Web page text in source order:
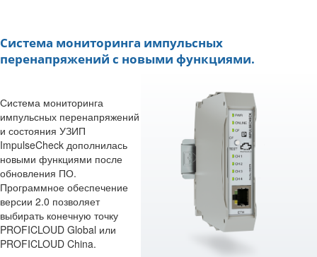
Система мониторинга импульсных
перенапряжений с новыми функциями.
Система мониторинга
импульсных перенапряжений
и состояния УЗИП
ImpulseCheck дополнилась
новыми функциями после
обновления ПО.
Программное обеспечение
версии 2.0 позволяет
выбирать конечную точку
PROFICLOUD Global или
PROFICLOUD China.